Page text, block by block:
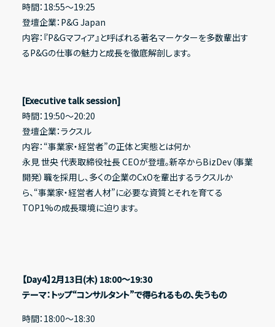
時間：18:55〜19:25
登壇企業：P&G Japan
内容：『P&Gマフィア』と呼ばれる著名マーケターを多数輩出す
るP&Gの仕事の魅力と成長を徹底解剖します。
[Executive talk session]
時間：19:50〜20:20
登壇企業：ラクスル
内容：“事業家・経営者”の正体と実態とは何か
永見 世央 代表取締役社長 CEOが登壇。新卒からBizDev（事業
開発）職を採用し、多くの企業のCxOを輩出するラクスルか
ら、“事業家・経営者人材”に必要な資質とそれを育てる
TOP1%の成長環境に迫ります。
【Day4】2月13日(木) 18:00〜19:30
テーマ：トップ“コンサルタント”で得られるもの、失うもの
時間：18:00〜18:30